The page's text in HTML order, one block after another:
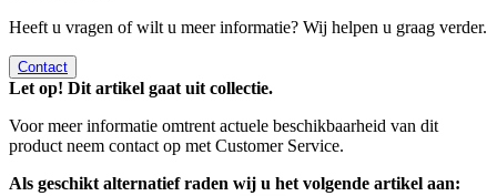
Heeft u vragen of wilt u meer informatie? Wij helpen u graag verder.
Contact
Let op! Dit artikel gaat uit collectie.
Voor meer informatie omtrent actuele beschikbaarheid van dit
product neem contact op met Customer Service.
Als geschikt alternatief raden wij u het volgende artikel aan: